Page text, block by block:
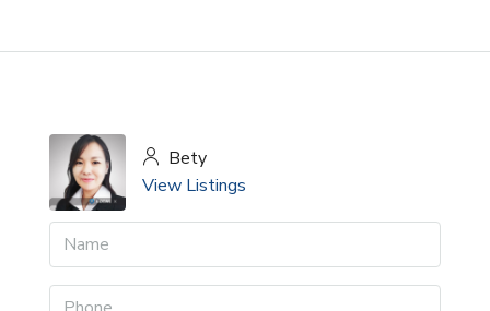
Bety
View Listings